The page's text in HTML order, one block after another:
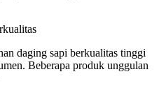
daging sapi berkualitas tinggi
Beberapa produk unggulan